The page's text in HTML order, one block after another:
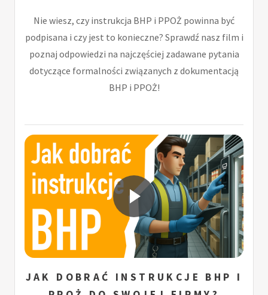
Nie wiesz, czy instrukcja BHP i PPOŻ powinna być
podpisana i czy jest to konieczne? Sprawdź nasz film i
poznaj odpowiedzi na najczęściej zadawane pytania
dotyczące formalności związanych z dokumentacją
BHP i PPOŻ!
JAK DOBRAĆ INSTRUKCJE BHP I